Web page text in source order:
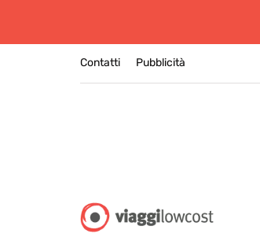
Contatti Pubblicità